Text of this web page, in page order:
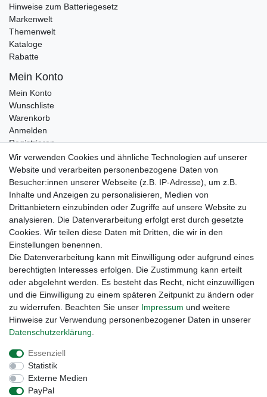
Hinweise zum Batteriegesetz
Markenwelt
Themenwelt
Kataloge
Rabatte
Mein Konto
Mein Konto
Wunschliste
Warenkorb
Anmelden
Registrieren
Kontakt
Newsletter Anmeldung
Newsletter Abmeldung
Widerrufs­recht
Wir verwenden Cookies und ähnliche Technologien auf unserer
Website und verarbeiten personenbezogene Daten von
Besucher:innen unserer Webseite (z.B. IP-Adresse), um z.B.
Inhalte und Anzeigen zu personalisieren, Medien von
Drittanbietern einzubinden oder Zugriffe auf unsere Website zu
analysieren. Die Datenverarbeitung erfolgt erst durch gesetzte
Cookies. Wir teilen diese Daten mit Dritten, die wir in den
Einstellungen benennen.
Die Datenverarbeitung kann mit Einwilligung oder aufgrund eines
berechtigten Interesses erfolgen. Die Zustimmung kann erteilt
oder abgelehnt werden. Es besteht das Recht, nicht einzuwilligen
und die Einwilligung zu einem späteren Zeitpunkt zu ändern oder
zu widerrufen. Beachten Sie unser Impressum und weitere
Hinweise zur Verwendung personenbezogener Daten in unserer
Daten­schutz­erklärung
Essenziell
Statistik
Externe Medien
PayPal